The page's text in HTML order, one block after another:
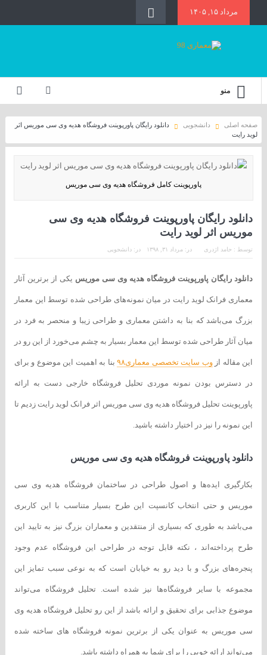
مرداد ۱۵, ۱۴۰۵
منو
صفحه اصلی دانشجویی
دانلود رایگان پاورپوینت فروشگاه هدیه وی سی موریس اثر
لوید رایت
پاورپوینت کامل فروشگاه هدیه وی سی موریس
دانلود رایگان پاورپوینت فروشگاه هدیه وی سی
موریس اثر لوید رایت
توسط : حامد اژدری در: مرداد ۳۱, ۱۳۹۸ در: دانشجویی
دانلود رایگان پاورپوینت فروشگاه هدیه وی سی موریس یکی از برترین آثار
معماری فرانک لوید رایت در میان نمونه‌های طراحی شده توسط این معمار
بزرگ می‌باشد که بنا به داشتن معماری و طراحی زیبا و منحصر به فرد در
میان آثار طراحی شده توسط این معمار بسیار به چشم می‌خورد از این رو در
این مقاله ازوب سایت تخصصی معماری۹۸ بنا به اهمیت این موضوع و برای
در دسترس بودن نمونه موردی تحلیل فروشگاه خارجی دست به ارائه
پاورپوینت تحلیل فروشگاه هدیه وی سی موریس اثر فرانک لوید رایت زدیم تا
این نمونه را نیز در اختیار داشته باشید.
دانلود پاورپوینت فروشگاه هدیه وی سی موریس
بکارگیری ایده‌ها و اصول طراحی در ساختمان فروشگاه هدیه وی سی
موریس و حتی انتخاب کانسپت این طرح بسیار متناسب با این کاربری
می‌باشد به طوری که بسیاری از منتقدین و معماران بزرگ نیز به تایید این
طرح پرداخته‌اند ، نکته قابل توجه در طراحی این فروشگاه عدم وجود
پنجره‌های بزرگ و با دید رو به خیابان است که به نوعی سبب تمایز این
مجموعه با سایر فروشگاه‌ها نیز شده است. تحلیل فروشگاه می‌تواند
موضوع جذابی برای تحقیق و ارائه باشد از این رو تحلیل فروشگاه هدیه وی
سی موریس به عنوان یکی از برترین نمونه فروشگاه های ساخته شده
می‌تواند ارائه خوبی را برای شما به همراه داشته باشد.